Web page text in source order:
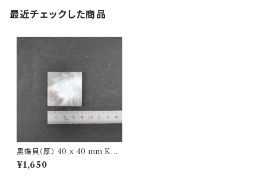
最近チェックした商品
黒蝶貝（厚） 40 x 40 mm Kur
ochogai
¥1,650